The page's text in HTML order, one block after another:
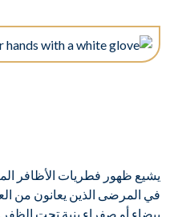
يشيع ظهور فطريات الأظافر
في المرضى الذين يعانون من
بيضاء أو صفراء بنية تحت